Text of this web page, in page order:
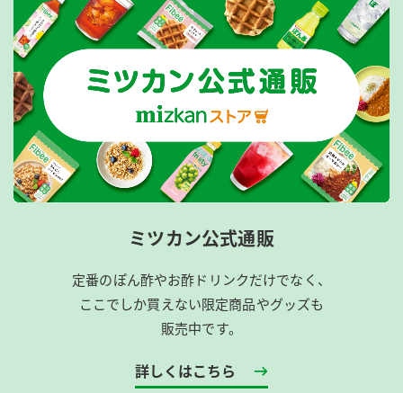
ミツカン公式通販
定番のぽん酢やお酢ドリンクだけでなく、
ここでしか買えない限定商品やグッズも
販売中です。
詳しくはこちら